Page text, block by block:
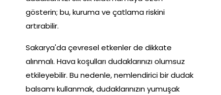
gösterin; bu, kuruma ve çatlama riskini
artırabilir.
Sakarya'da çevresel etkenler de dikkate
alınmalı. Hava koşulları dudaklarınızı olumsuz
etkileyebilir. Bu nedenle, nemlendirici bir dudak
balsamı kullanmak, dudaklarınızın yumuşak